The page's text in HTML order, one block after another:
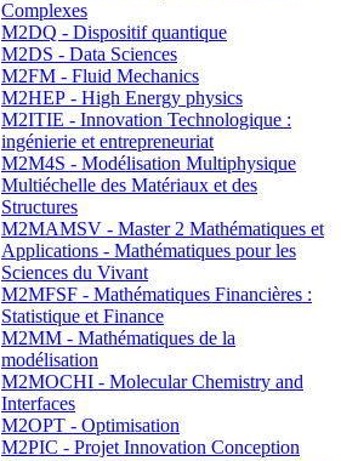
Complexes
M2DQ - Dispositif quantique
M2DS - Data Sciences
M2FM - Fluid Mechanics
M2HEP - High Energy physics
M2ITIE - Innovation Technologique :
ingénierie et entrepreneuriat
M2M4S - Modélisation Multiphysique
Multiéchelle des Matériaux et des
Structures
M2MAMSV - Master 2 Mathématiques et
Applications - Mathématiques pour les
Sciences du Vivant
M2MFSF - Mathématiques Financières :
Statistique et Finance
M2MM - Mathématiques de la
modélisation
M2MOCHI - Molecular Chemistry and
Interfaces
M2OPT - Optimisation
M2PIC - Projet Innovation Conception